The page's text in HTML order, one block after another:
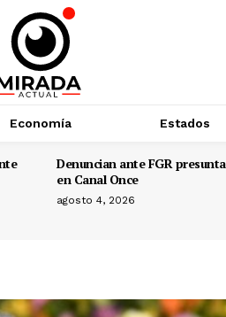
Economía Estados
Denuncian ante FGR
en Canal Once
agosto 4, 2026